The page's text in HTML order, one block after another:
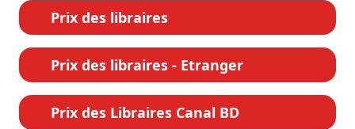
Prix des libraires
Prix des libraires - Etranger
Prix des Libraires Canal BD